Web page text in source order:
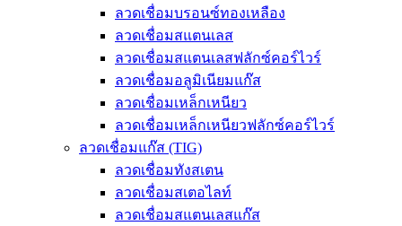
ลวดเชื่อมบรอนซ์ทองเหลือง
ลวดเชื่อมสแตนเลส
ลวดเชื่อมสแตนเลสฟลักซ์คอร์ไวร์
ลวดเชื่อมอลูมิเนียมแก๊ส
ลวดเชื่อมเหล็กเหนียว
ลวดเชื่อมเหล็กเหนียวฟลักซ์คอร์ไวร์
ลวดเชื่อมแก๊ส (TIG)
ลวดเชื่อมทังสเตน
ลวดเชื่อมสเตอไลท์
ลวดเชื่อมสแตนเลสแก๊ส